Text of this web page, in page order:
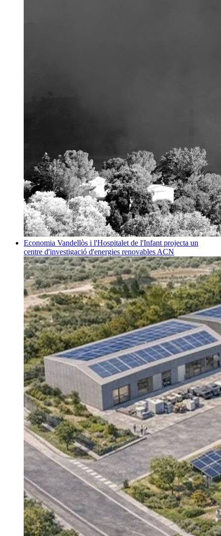
Economia Vandellòs i l'Hospitalet de l'Infant projecta un
centre d'investigació d'energies renovables ACN